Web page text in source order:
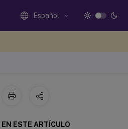
Español
EN ESTE ARTÍCULO